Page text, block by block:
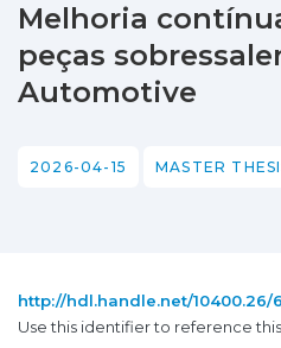
Statistics
Melhoria
peças
Automotive
2026-04-15 MASTER
http://hdl.handle.net/10400.26/
Use this identifier to reference